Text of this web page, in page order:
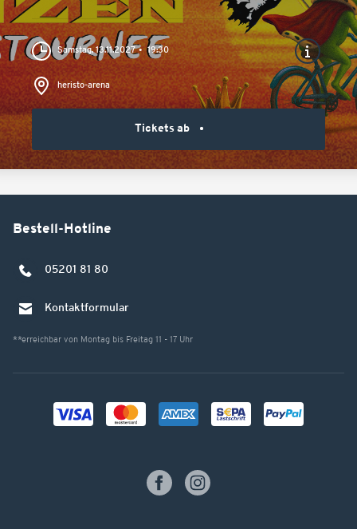
Samstag, 13.11.2027 19:30
heristo-arena
Tickets ab
Bestell-Hotline
05201 81 80
Kontaktformular
**erreichbar von Montag bis Freitag 11 - 17 Uhr